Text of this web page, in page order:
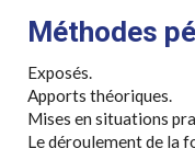
Méthodes
Exposés.
Apports théoriques.
Mises en situations
Le déroulement de la